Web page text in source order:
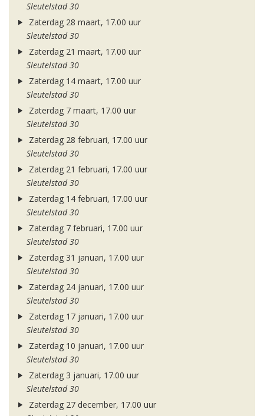
Sleutelstad 30
Zaterdag 28 maart, 17.00 uur
Sleutelstad 30
Zaterdag 21 maart, 17.00 uur
Sleutelstad 30
Zaterdag 14 maart, 17.00 uur
Sleutelstad 30
Zaterdag 7 maart, 17.00 uur
Sleutelstad 30
Zaterdag 28 februari, 17.00 uur
Sleutelstad 30
Zaterdag 21 februari, 17.00 uur
Sleutelstad 30
Zaterdag 14 februari, 17.00 uur
Sleutelstad 30
Zaterdag 7 februari, 17.00 uur
Sleutelstad 30
Zaterdag 31 januari, 17.00 uur
Sleutelstad 30
Zaterdag 24 januari, 17.00 uur
Sleutelstad 30
Zaterdag 17 januari, 17.00 uur
Sleutelstad 30
Zaterdag 10 januari, 17.00 uur
Sleutelstad 30
Zaterdag 3 januari, 17.00 uur
Sleutelstad 30
Zaterdag 27 december, 17.00 uur